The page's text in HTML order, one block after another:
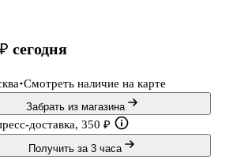
155 ₽
129 ₽
239 ₽
199 ₽
227 ₽
189 ₽
сегодня
Смотреть наличие на карте
Забрать из магазина
доставка, 350 ₽
Получить за 3 часа